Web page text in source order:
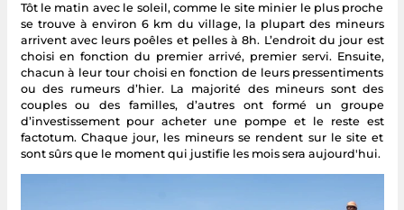
Tôt le matin avec le soleil, comme le site minier le plus proche
se trouve à environ 6 km du village, la plupart des mineurs
arrivent avec leurs poêles et pelles à 8h. L’endroit du jour est
choisi en fonction du premier arrivé, premier servi. Ensuite,
chacun à leur tour choisi en fonction de leurs pressentiments
ou des rumeurs d’hier. La majorité des mineurs sont des
couples ou des familles, d’autres ont formé un groupe
d’investissement pour acheter une pompe et le reste est
factotum. Chaque jour, les mineurs se rendent sur le site et
sont sûrs que le moment qui justifie les mois sera aujourd'hui.